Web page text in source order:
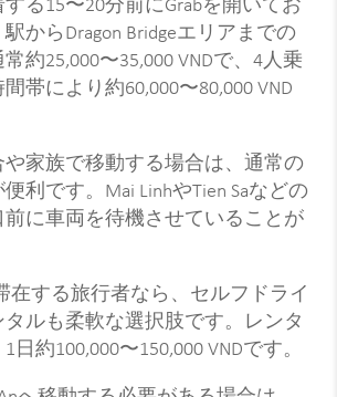
る15〜20分前にGrabを開いてお
からDragon Bridgeエリアまでの
約25,000〜35,000 VNDで、4人乗
帯により約60,000〜80,000 VND
家族で移動する場合は、通常の
利です。Mai LinhやTien Saなどの
に車両を待機させていることが
在する旅行者なら、セルフドライ
ルも柔軟な選択肢です。レンタ
約100,000〜150,000 VNDです。